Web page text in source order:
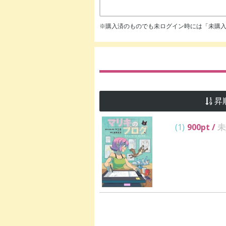
※購入済のものでも未ログイン時には「未購
昇
(1) 900pt /